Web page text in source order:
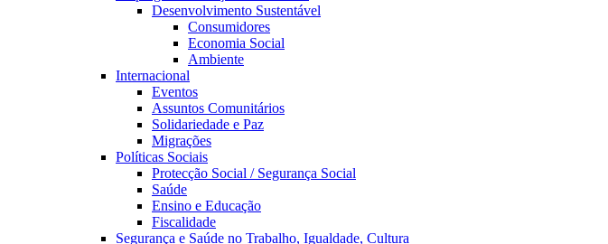
Desenvolvimento Sustentável
Consumidores
Economia Social
Ambiente
Internacional
Eventos
Assuntos Comunitários
Solidariedade e Paz
Migrações
Políticas Sociais
Protecção Social / Segurança Social
Saúde
Ensino e Educação
Fiscalidade
Segurança e Saúde no Trabalho, Igualdade, Cultura